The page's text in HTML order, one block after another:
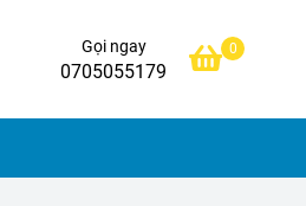
Gọi ngay
0705055179
0